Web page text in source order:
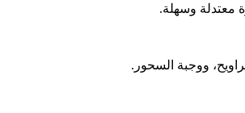
معتدلة وسهلة.
ووجبة السحور.